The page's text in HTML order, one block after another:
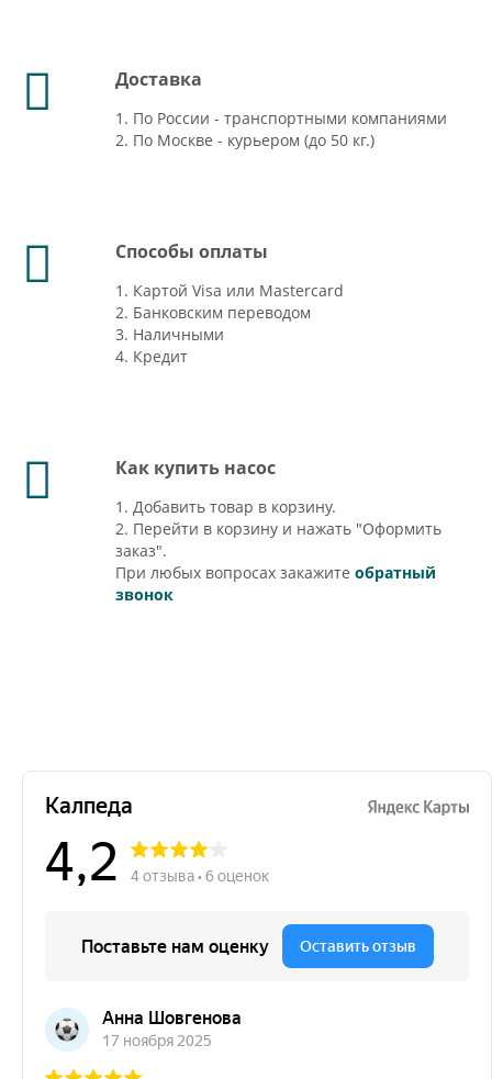
Доставка
1. По России - транспортными компаниями
2. По Москве - курьером (до 50 кг.)
Способы оплаты
1. Картой Visa или Mastercard
2. Банковским переводом
3. Наличными
4. Кредит
Как купить насос
1. Добавить товар в корзину.
2. Перейти в корзину и нажать "Оформить
заказ".
При любых вопросах закажите обратный
звонок